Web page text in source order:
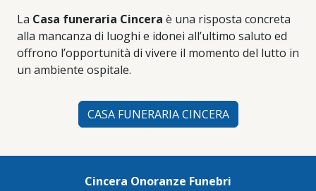
La Casa funeraria Cincera è una risposta concreta
alla mancanza di luoghi e idonei all’ultimo saluto ed
offrono l’opportunità di vivere il momento del lutto in
un ambiente ospitale.
CASA FUNERARIA CINCERA
Cincera Onoranze Funebri